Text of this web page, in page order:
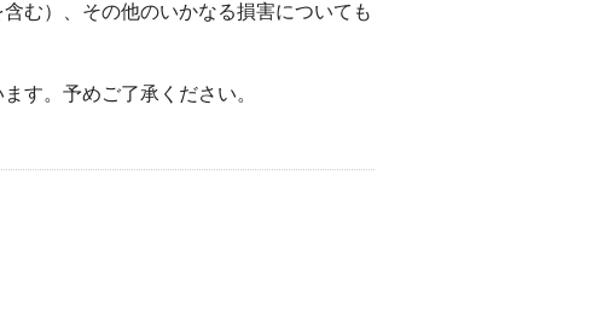
む）、その他のいかなる損害についても
す。予めご了承ください。